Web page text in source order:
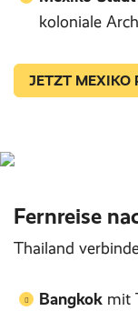
koloniale
JETZT MEXIKO
Fernreise
Thailand
Bangkok mit